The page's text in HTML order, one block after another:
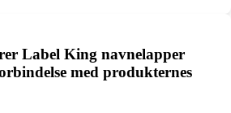
Label King navnelapper
med produkternes